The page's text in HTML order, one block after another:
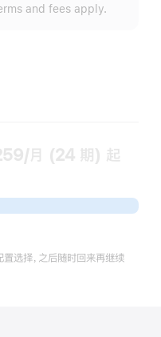
and fees apply.
月 (24 期) 起
选择，之后随时回来再继续